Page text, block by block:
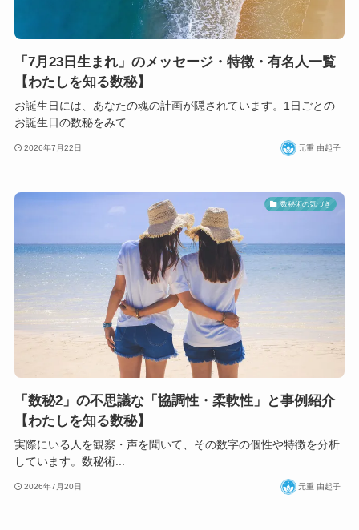
「7月23日生まれ」のメッセージ・特徴・有名人一覧
【わたしを知る数秘】
お誕生日には、あなたの魂の計画が隠されています。1日ごとの
お誕生日の数秘をみて...
2026年7月22日 元重 由起子
数秘術の気づき
「数秘2」の不思議な「協調性・柔軟性」と事例紹介
【わたしを知る数秘】
実際にいる人を観察・声を聞いて、その数字の個性や特徴を分析
しています。数秘術...
2026年7月20日 元重 由起子